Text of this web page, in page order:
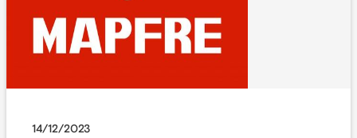
14/12/2023